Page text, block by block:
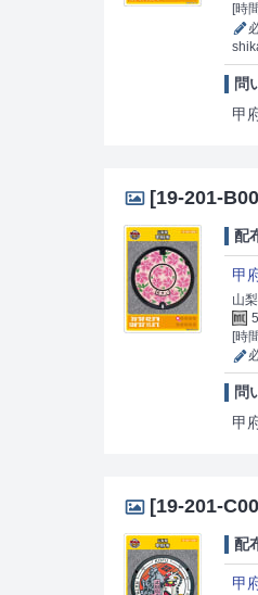
[時
問
甲
[19-201-
配
甲
山
[時
問
甲
[19-201-
配
甲